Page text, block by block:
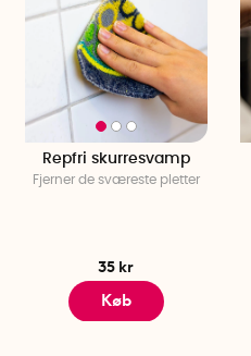
Repfri skurresvamp
Fjerner de sværeste pletter
35 kr
Køb